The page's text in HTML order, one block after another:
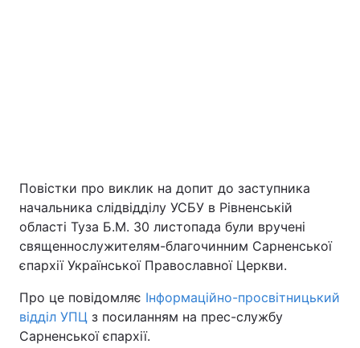
Київ Львів
Дніпро Харків
Одеса
Повістки про виклик на допит до заступника
начальника слідвідділу УСБУ в Рівненській
області Туза Б.М. 30 листопада були вручені
священнослужителям-благочинним Сарненської
єпархії Української Православної Церкви.
Про це повідомляє Інформаційно-просвітницький
відділ УПЦ з посиланням на прес-службу
Сарненської єпархії.